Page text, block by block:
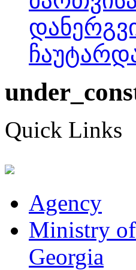
Quick Links
Agency
Ministry
Georgia